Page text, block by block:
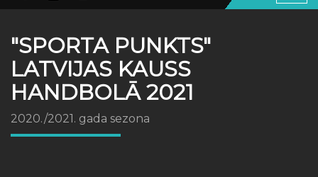
"SPORTA PUNKTS"
LATVIJAS KAUSS
HANDBOLĀ 2021
2020./2021. gada sezona